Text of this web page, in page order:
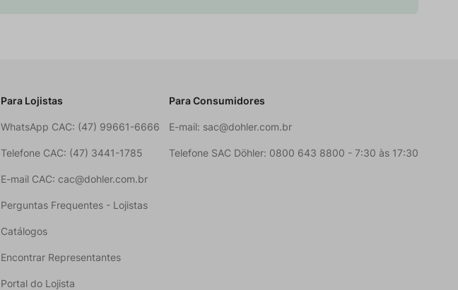
Para Lojistas
WhatsApp CAC: (47) 99661-6666
Telefone CAC: (47) 3441-1785
E-mail CAC: cac@dohler.com.br
Perguntas Frequentes - Lojistas
Catálogos
Encontrar Representantes
Portal do Lojista
Para Consumidores
E-mail: sac@dohler.com.br
Telefone SAC Döhler: 0800 643 8800 - 7:30 às 17:30